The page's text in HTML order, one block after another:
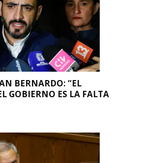
BERNARDO: “EL
GOBIERNO ES LA FALTA